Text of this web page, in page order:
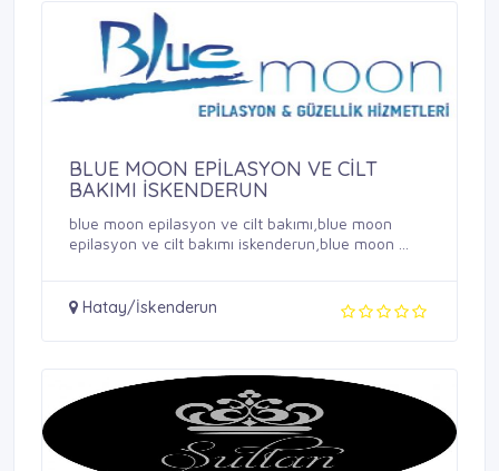
BLUE MOON EPİLASYON VE CİLT
BAKIMI İSKENDERUN
blue moon epilasyon ve cilt bakımı,blue moon
epilasyon ve cilt bakımı iskenderun,blue moon ...
Hatay/İskenderun